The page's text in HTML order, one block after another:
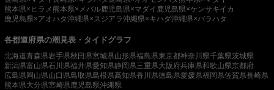
熊本県×ヒラメ 熊本県×メバル鹿児島県×マダイ 鹿児島県×ケンサキイカ
鹿児島県×アオハタ沖縄県×スジアラ沖縄県×キハダ沖縄県×バラハタ
各都道府県の潮見表・タイドグラフ
北海道青森県岩手県秋田県宮城県山形県福島県東京都神奈川県千葉県茨城県
新潟県富山県石川県福井県愛知県静岡県三重県大阪府兵庫県和歌山県京都府
広島県岡山県山口県鳥取県島根県高知県香川県徳島県愛媛県福岡県佐賀県長崎県
熊本県大分県宮崎県 鹿児島県沖縄県